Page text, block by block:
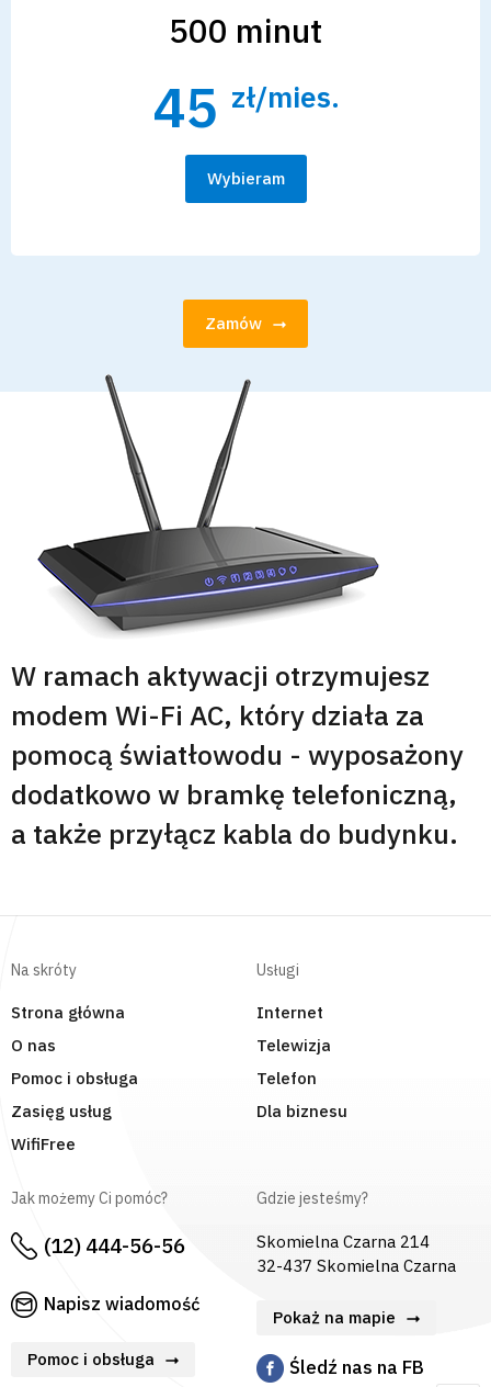
500 minut
45 zł/mies.
Wybieram
Zamów
W ramach aktywacji otrzymujesz
modem Wi-Fi AC, który działa za
pomocą światłowodu - wyposażony
dodatkowo w bramkę telefoniczną,
a także przyłącz kabla do budynku.
Na skróty
Strona główna
O nas
Pomoc i obsługa
Zasięg usług
WifiFree
Usługi
Internet
Telewizja
Telefon
Dla biznesu
Jak możemy Ci pomóc?
(12) 444-56-56
Napisz wiadomość
Pomoc i obsługa
Gdzie jesteśmy?
Skomielna Czarna 214
32-437 Skomielna Czarna
Pokaż na mapie
Śledź nas na FB